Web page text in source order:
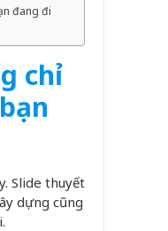
đang đi
chỉ
Slide thuyết
dựng cũng